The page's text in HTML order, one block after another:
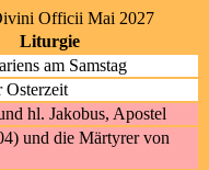
Officii Mai 2027
Liturgie
am Samstag
Osterzeit
hl. Jakobus, Apostel
und die Märtyrer von